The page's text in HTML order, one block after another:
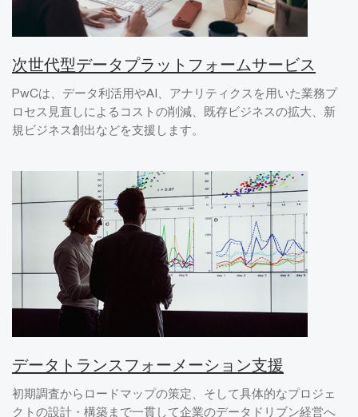
次世代型データプラットフォームサービス
PwCは、データ利活用やAI、アナリティクスを用いた業務プ
ロセス見直しによるコストの削減、既存ビジネスの拡大、新
規ビジネス創出などを支援します。
データトランスフォーメーション支援
初期調査からロードマップの策定、そして具体的なプロジェ
クトの設計・構築まで一貫して企業のデータドリブン経営へ